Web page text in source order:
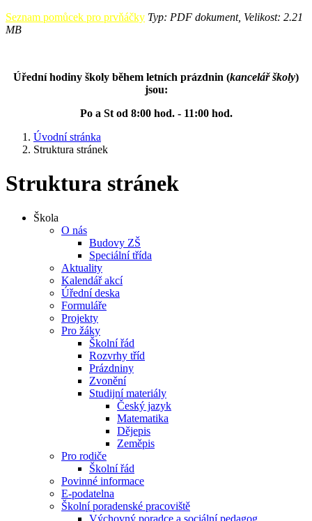
Seznam pomůcek pro prvňáčky Typ: PDF dokument, Velikost: 2.21
MB
Úřední hodiny školy během letních prázdnin (kancelář školy)
jsou:
Po a St od 8:00 hod. - 11:00 hod.
Úvodní stránka
Struktura stránek
Struktura stránek
Škola
O nás
Budovy ZŠ
Speciální třída
Aktuality
Kalendář akcí
Úřední deska
Formuláře
Projekty
Pro žáky
Školní řád
Rozvrhy tříd
Prázdniny
Zvonění
Studijní materiály
Český jazyk
Matematika
Dějepis
Zeměpis
Pro rodiče
Školní řád
Povinné informace
E-podatelna
Školní poradenské pracoviště
Výchovný poradce a sociální pedagog